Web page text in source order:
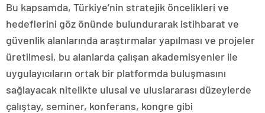
Bu kapsamda, Türkiye’nin stratejik öncelikleri ve
hedeflerini göz önünde bulundurarak istihbarat ve
güvenlik alanlarında araştırmalar yapılması ve projeler
üretilmesi, bu alanlarda çalışan akademisyenler ile
uygulayıcıların ortak bir platformda buluşmasını
sağlayacak nitelikte ulusal ve uluslararası düzeylerde
çalıştay, seminer, konferans, kongre gibi